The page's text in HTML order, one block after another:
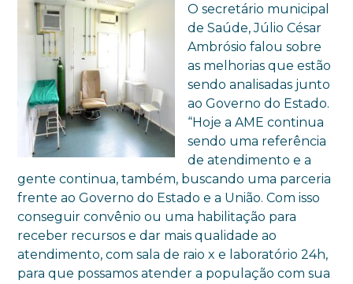
O secretário municipal
de Saúde, Júlio César
Ambrósio falou sobre
as melhorias que estão
sendo analisadas junto
ao Governo do Estado.
“Hoje a AME continua
sendo uma referência
de atendimento e a
gente continua, também, buscando uma parceria
frente ao Governo do Estado e a União. Com isso
conseguir convênio ou uma habilitação para
receber recursos e dar mais qualidade ao
atendimento, com sala de raio x e laboratório 24h,
para que possamos atender a população com sua